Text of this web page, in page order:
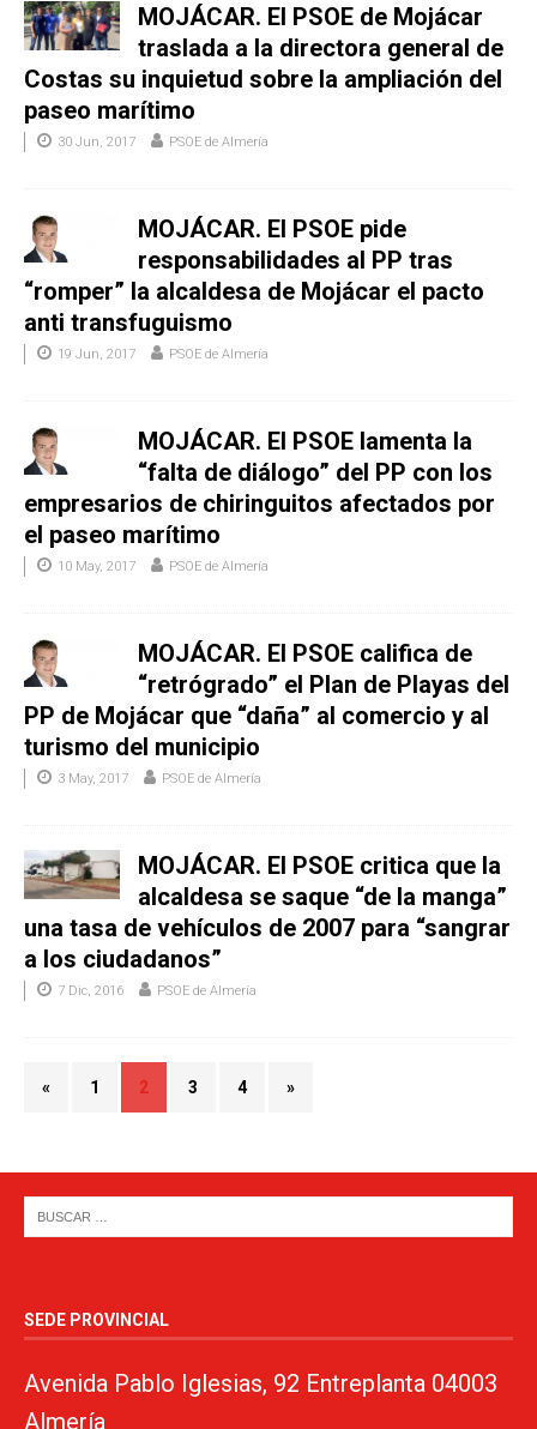
MOJÁCAR. El PSOE de Mojácar
traslada a la directora general de
Costas su inquietud sobre la ampliación del
paseo marítimo
30 Jun, 2017 PSOE de Almería
MOJÁCAR. El PSOE pide
responsabilidades al PP tras
“romper” la alcaldesa de Mojácar el pacto
anti transfuguismo
19 Jun, 2017 PSOE de Almería
MOJÁCAR. El PSOE lamenta la
“falta de diálogo” del PP con los
empresarios de chiringuitos afectados por
el paseo marítimo
10 May, 2017 PSOE de Almería
MOJÁCAR. El PSOE califica de
“retrógrado” el Plan de Playas del
PP de Mojácar que “daña” al comercio y al
turismo del municipio
3 May, 2017 PSOE de Almería
MOJÁCAR. El PSOE critica que la
alcaldesa se saque “de la manga”
una tasa de vehículos de 2007 para “sangrar
a los ciudadanos”
7 Dic, 2016 PSOE de Almería
« 1 2 3 4 »
SEDE PROVINCIAL
Avenida Pablo Iglesias, 92 Entreplanta 04003
Almería